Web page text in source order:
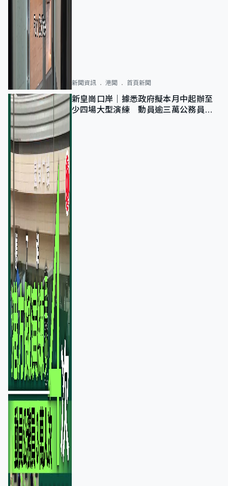
新聞資訊 港聞 首頁新聞
新皇崗口岸｜據悉政府擬本月中起辦至
少四場大型演練 動員逾三萬公務員人